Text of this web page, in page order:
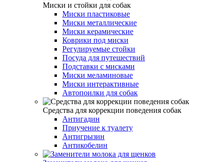
Миски и стойки для собак
Миски пластиковые
Миски металлические
Миски керамические
Коврики под миски
Регулируемые стойки
Посуда для путешествий
Подставки с мисками
Миски меламиновые
Миски интерактивные
Автопоилки для собак
Средства для коррекции поведения собак
Антигадин
Приучение к туалету
Антигрызин
Антикобелин